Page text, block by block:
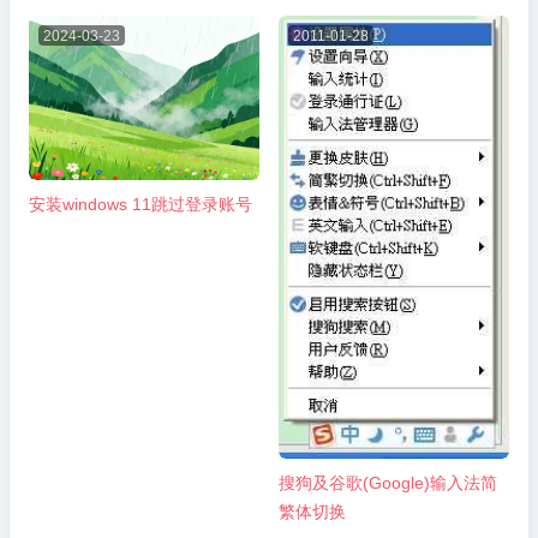
2024-03-23
安装windows 11跳过登录账号
2011-01-28
搜狗及谷歌(Google)输入法简
繁体切换